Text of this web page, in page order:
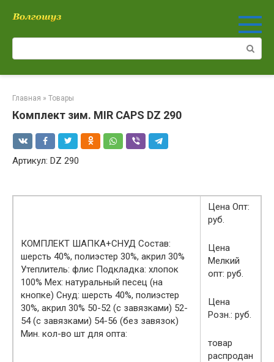
Поиск:
Главная » Товары
Комплект зим. MIR CAPS DZ 290
Артикул: DZ 290
КОМПЛЕКТ ШАПКА+СНУД Состав:
шерсть 40%, полиэстер 30%, акрил 30%
Утеплитель: флис Подкладка: хлопок
100% Мех: натуральный песец (на
кнопке) Снуд: шерсть 40%, полиэстер
30%, акрил 30% 50-52 (с завязками) 52-
54 (с завязками) 54-56 (без завязок)
Мин. кол-во шт для опта:
Цена Опт:
руб.
Цена
Мелкий
опт: руб.
Цена
Розн.: руб.
товар
распродан